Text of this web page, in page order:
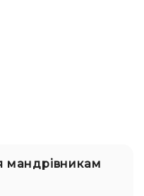
мандрівникам